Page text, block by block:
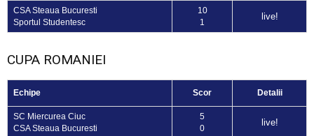
CSA Steaua Bucuresti
Sportul Studentesc
10
1
live!
CUPA ROMANIEI
Echipe Scor Detalii
SC Miercurea Ciuc
CSA Steaua Bucuresti
5
0
live!